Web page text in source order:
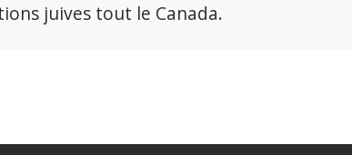
juives tout le Canada.